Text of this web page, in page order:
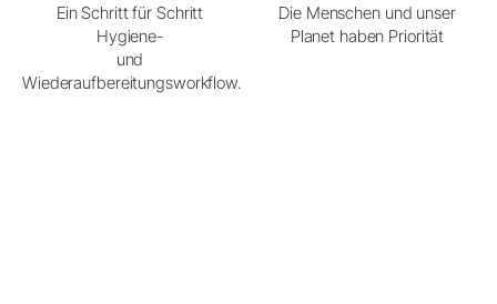
Ein Schritt für Schritt
Hygiene-
und
Wiederaufbereitungsworkflow.
Die Menschen und unser
Planet haben Priorität